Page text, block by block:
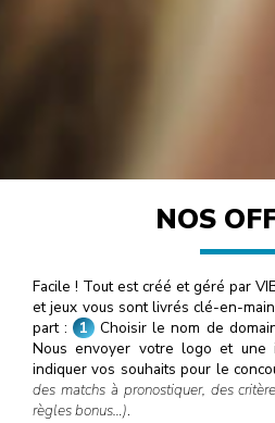
NOS
Facile ! Tout est créé et géré par
et jeux vous sont livrés clé-en-
part : 1 Choisir le nom de
Nous envoyer votre logo et une
indiquer vos souhaits pour le
des matchs à pronostiquer, des
règles bonus…).